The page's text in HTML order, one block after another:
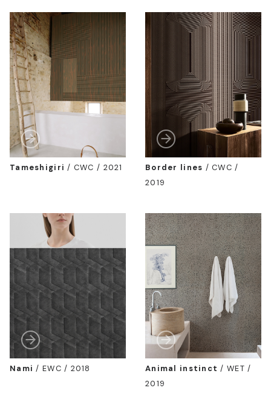
Tameshigiri / CWC / 2021 Border lines /CWC /
2019
Nami / EWC / 2018 Animal instinct /WET /
2019